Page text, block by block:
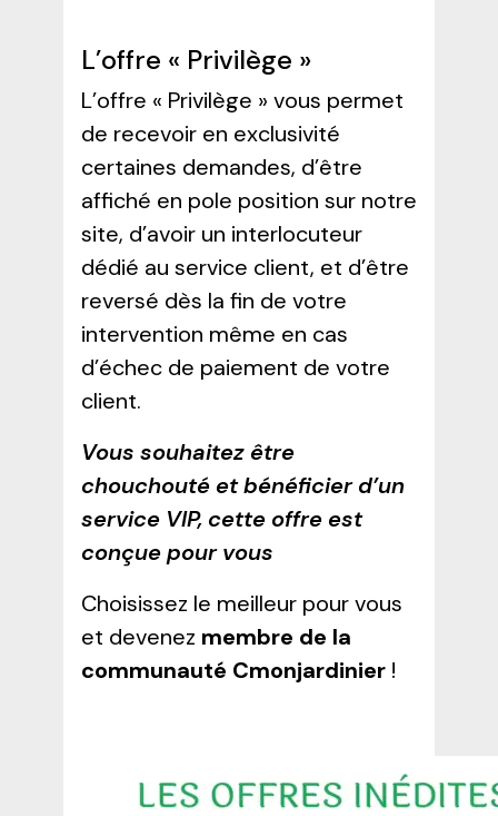
L’offre « Privilège »
L’offre « Privilège » vous permet
de recevoir en exclusivité
certaines demandes, d’être
affiché en pole position sur notre
site, d’avoir un interlocuteur
dédié au service client, et d’être
reversé dès la fin de votre
intervention même en cas
d’échec de paiement de votre
client.
Vous souhaitez être
chouchouté et bénéficier d’un
service VIP, cette offre est
conçue pour vous
Choisissez le meilleur pour vous
et devenez membre de la
communauté Cmonjardinier!